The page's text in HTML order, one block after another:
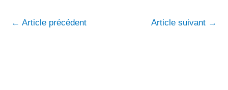
← Article précédent Article suivant →